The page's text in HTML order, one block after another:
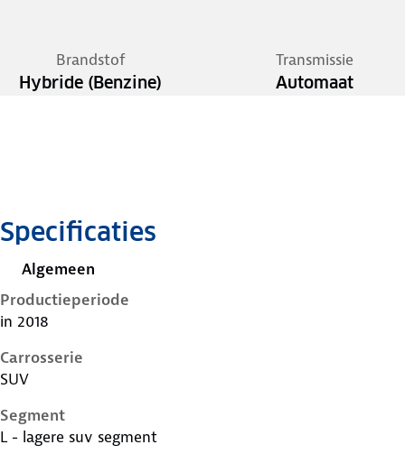
Brandstof
Hybride (Benzine)
Transmissie
Automaat
Specificaties
Algemeen
Productieperiode
in 2018
Carrosserie
SUV
Segment
L - lagere suv segment